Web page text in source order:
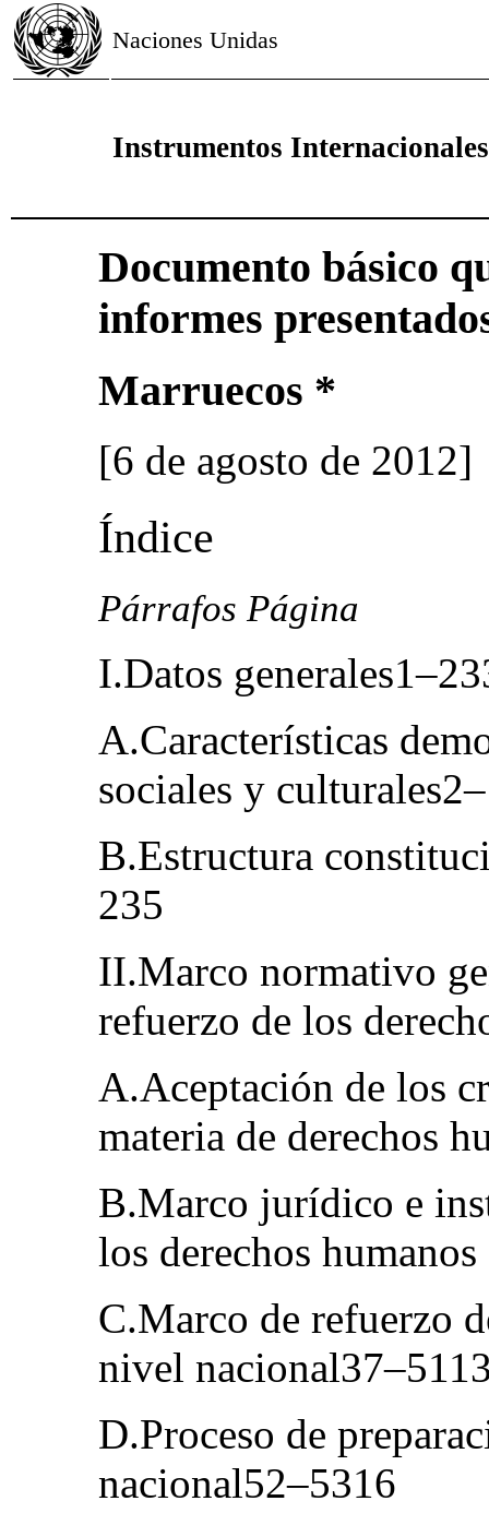
Naciones Unidas
Instrumentos
Documento básico
informes
Marruecos *
[6 de agosto de 2012]
Índice
Párrafos Página
I.Datos
A.Características
sociales y
B.Estructura
235
II.Marco normativo
refuerzo de los
A.Aceptación de los
materia de derechos
B.Marco jurídico e
los derechos
C.Marco de refuerzo
nivel
D.Proceso de
nacional52–5316